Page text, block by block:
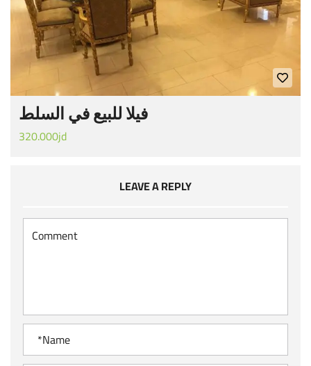
فيلا للبيع في السلط
320.000jd
LEAVE A REPLY